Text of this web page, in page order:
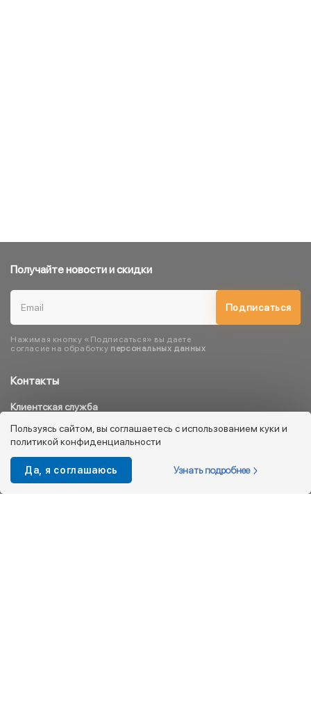
Контакты
Клиентская служба
8 800 333 08 45
info@kotofey.ru
Магазины в Москва (50)
Получайте новости и скидки
Подписаться
Нажимая кнопку «Подписаться» вы даете
согласие на обработку персональных данных
Пользуясь сайтом, вы соглашаетесь с использованием куки и
политикой конфиденциальности
Да, я соглашаюсь Узнать подробнее